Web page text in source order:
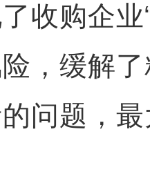
收购企业
，缓解
问题，